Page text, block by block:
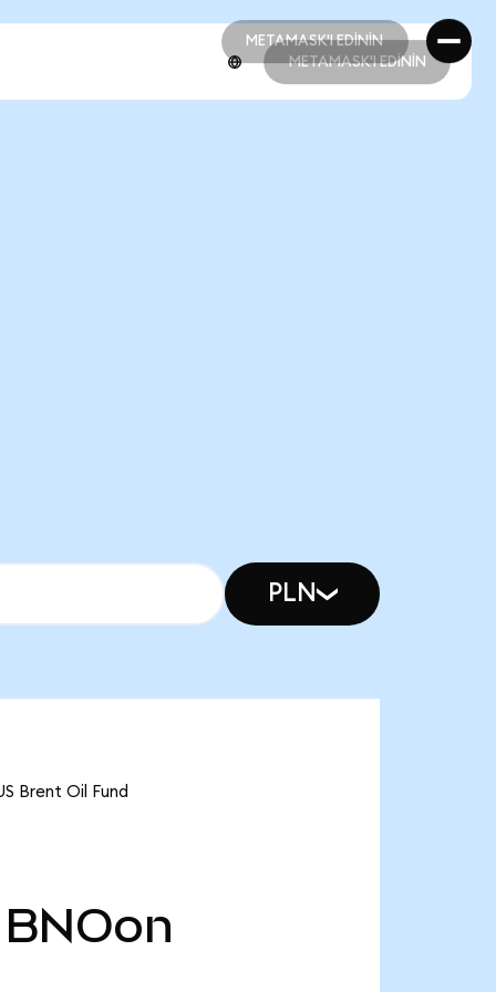
METAMASK'I EDİNİN
METAMASK'I EDİNİN
METAMASK'I EDİNİN
PLN
Brent Oil Fund
BNOon